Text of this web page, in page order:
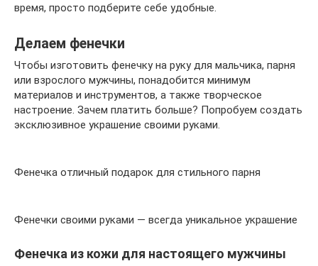
время, просто подберите себе удобные.
Делаем фенечки
Чтобы изготовить фенечку на руку для мальчика, парня
или взрослого мужчины, понадобится минимум
материалов и инструментов, а также творческое
настроение. Зачем платить больше? Попробуем создать
эксклюзивное украшение своими руками.
Фенечка отличный подарок для стильного парня
Фенечки своими руками — всегда уникальное украшение
Фенечка из кожи для настоящего мужчины